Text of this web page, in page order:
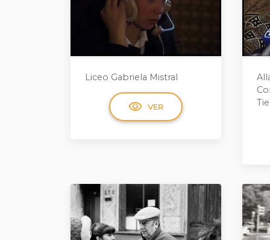
Liceo Gabriela Mistral
visibility VER